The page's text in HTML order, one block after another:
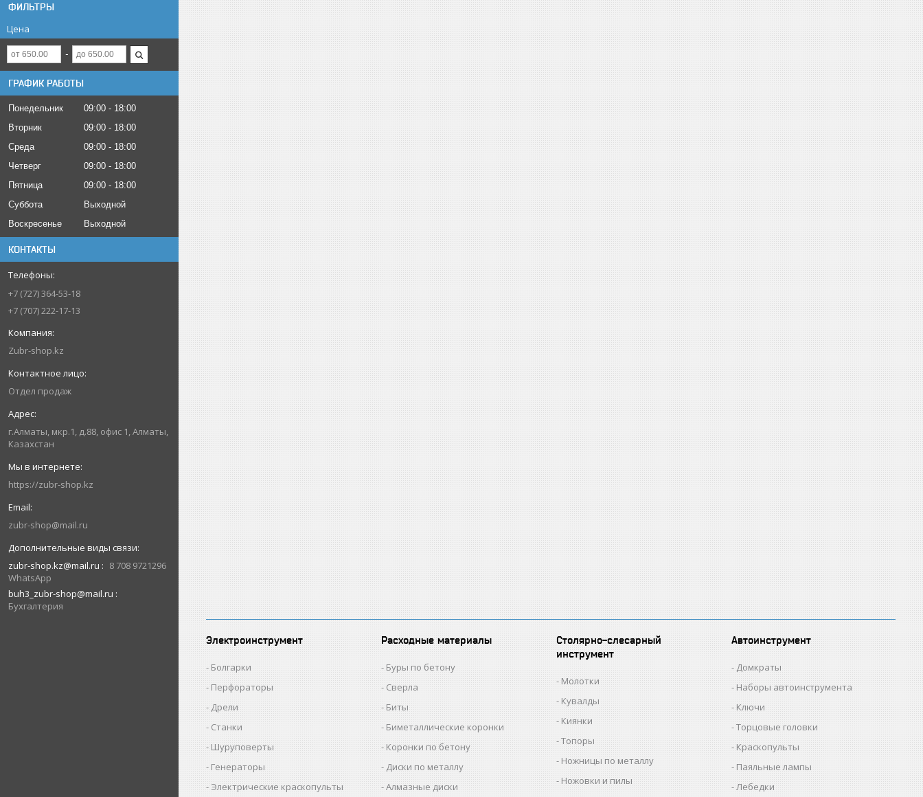
ФИЛЬТРЫ
Цена
ГРАФИК РАБОТЫ
Понедельник 09:00
18:00
Вторник
09:00
18:00
Среда
09:00
18:00
Четверг
09:00
18:00
Пятница
09:00
18:00
Суббота
Выходной
Воскресенье
Выходной
КОНТАКТЫ
+7 (727) 364-53-18
+7 (707) 222-17-13
Zubr-shop.kz
Отдел продаж
г.Алматы, мкр.1, д.88, офис 1, Алматы,
Казахстан
https://zubr-shop.kz
zubr-shop@mail.ru
zubr-shop.kz@mail.ru
8 708 9721296
WhatsApp
buh3_zubr-shop@mail.ru
Бухгалтерия
Электроинструмент
Болгарки
Перфораторы
Дрели
Станки
Шуруповерты
Генераторы
Электрические краскопульты
Расходные материалы
Буры по бетону
Сверла
Биты
Биметаллические коронки
Коронки по бетону
Диски по металлу
Алмазные диски
Столярно-слесарный
инструмент
Молотки
Кувалды
Киянки
Топоры
Ножницы по металлу
Ножовки и пилы
Автоинструмент
Домкраты
Наборы автоинструмента
Ключи
Торцовые головки
Краскопульты
Паяльные лампы
Лебедки